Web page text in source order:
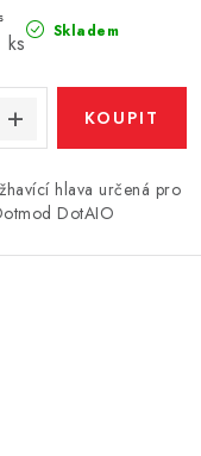
Skladem
hlava určená pro
DotAIO